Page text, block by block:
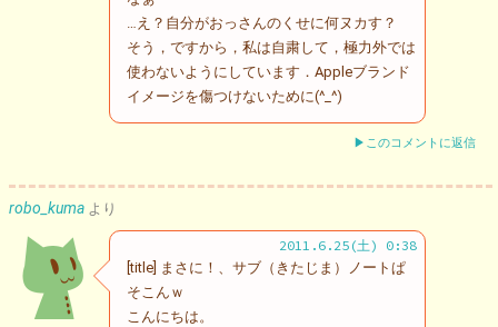
…え？自分がおっさんのくせに何ヌカす？
そう，ですから，私は自粛して，極力外では
使わないようにしています．Appleブランド
イメージを傷つけないために(^_^)
▶このコメントに返信
robo_kuma より
2011.6.25(土) 0:38
[title] まさに！、サブ（きたじま）ノートぱ
そこんｗ
こんにちは。